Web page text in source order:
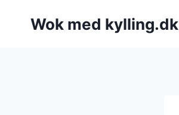
Wok med kylling.dk